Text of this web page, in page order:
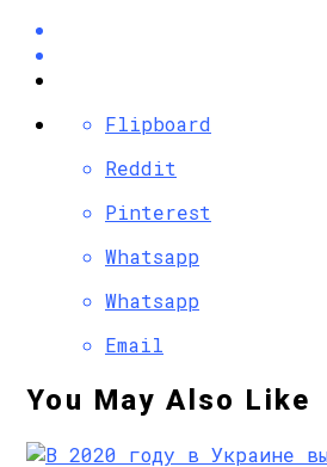
Flipboard
Reddit
Pinterest
Whatsapp
Whatsapp
Email
You May Also Like